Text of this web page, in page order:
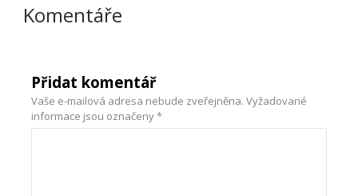
Komentáře
Přidat komentář
Vaše e-mailová adresa nebude zveřejněna. Vyžadované
informace jsou označeny*